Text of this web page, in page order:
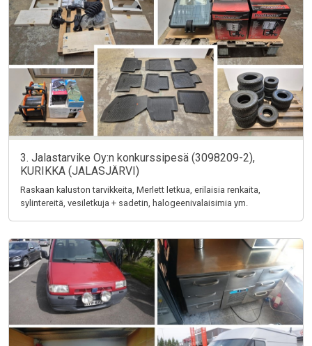
3. Jalastarvike Oy:n konkurssipesä (3098209-2),
KURIKKA (JALASJÄRVI)
Raskaan kaluston tarvikkeita, Merlett letkua, erilaisia renkaita,
sylintereitä, vesiletkuja + sadetin, halogeenivalaisimia ym.